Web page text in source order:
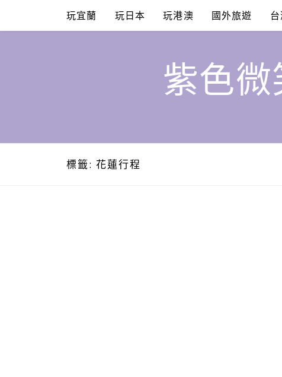
content
玩宜蘭 玩日本 玩港澳 國外旅遊
紫色微
標籤: 花蓮行程